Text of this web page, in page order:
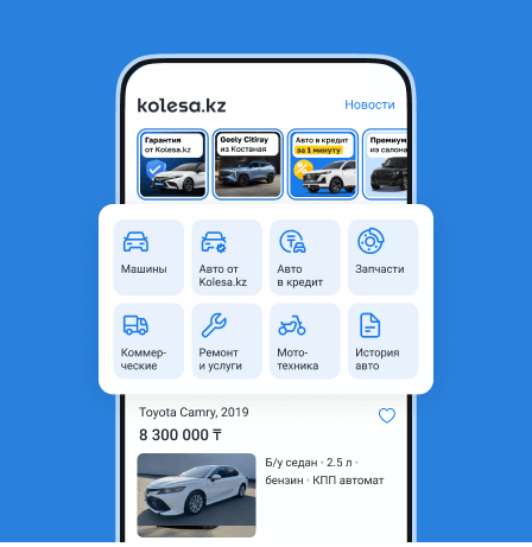
Бампер задний Hyundai Tucson 2024-2026 NEW ORIGINAL
Алматы, Алматинская
область
Новая
Оригинальность
Оригинал
Подходит на авто
Hyundai Creta